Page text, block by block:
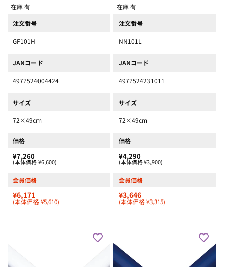
在庫 有
注文番号
GF101H
JANコード
4977524004424
サイズ
72×49cm
価格
¥7,260
(本体価格 ¥6,600)
会員価格
¥6,171
(本体価格 ¥5,610)
在庫 有
注文番号
NN101L
JANコード
4977524231011
サイズ
72×49cm
価格
¥4,290
(本体価格 ¥3,900)
会員価格
¥3,646
(本体価格 ¥3,315)